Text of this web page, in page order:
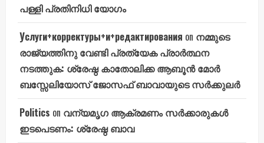
പള്ളി പ്രതിനിധി യോഗം
Услуги+корректуры+и+редактирования on നമ്മുടെ
രാജ്യത്തിനു വേണ്ടി പ്രത്യേക പ്രാർത്ഥന
നടത്തുക: ശ്രേഷ്ഠ കാതോലിക്ക ആബൂൻ മോർ
ബസ്സേലിയോസ് ജോസഫ് ബാവായുടെ സർക്കുലർ
Politics on വന്യമൃഗ ആക്രമണം സർക്കാരുകൾ
ഇടപെടണം: ശ്രേഷ്ഠ ബാവ